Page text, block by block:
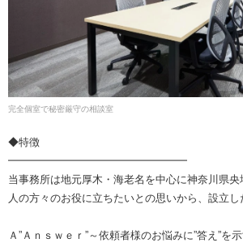
完全個室で秘密厳守の相談室
◆特徴
━━━━━━━━━━━━━━━━━
当事務所は地元厚木・海老名を中心に神奈川県
人の方々のお役に立ちたいとの思いから、設立し
Ａ”Ａｎｓｗｅｒ”～依頼者様のお悩みに”答え”を